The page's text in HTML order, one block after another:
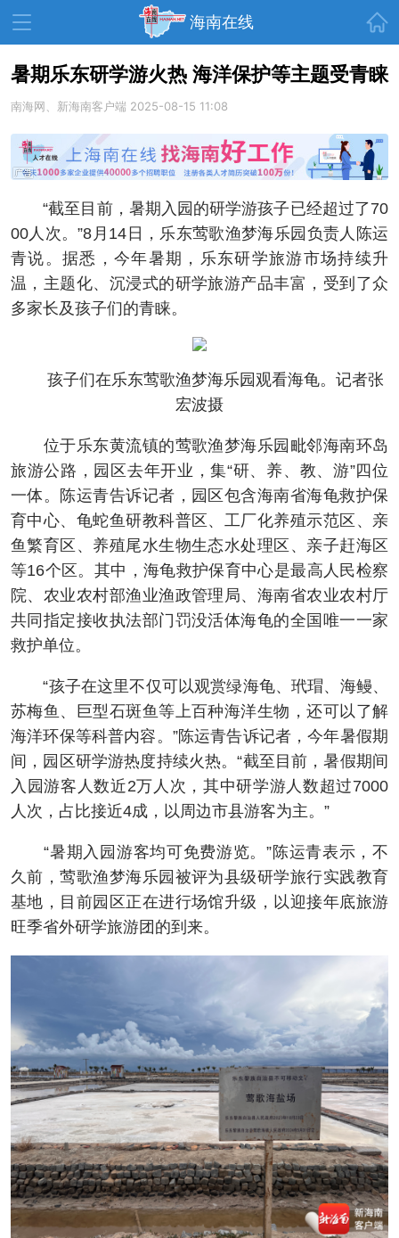
海南在线
资讯中心 热点 旅游
文体 财经
教育 健康 房产
家装 交通 美食
生活 演出 活动
展会 走读海南 周末去哪儿
暑期乐东研学游火热 海洋保护等主题受青睐
南海网、新海南客户端 2025-08-15 11:08
“截至目前，暑期入园的研学游孩子已经超过了70
00人次。”8月14日，乐东莺歌渔梦海乐园负责人陈运
青说。据悉，今年暑期，乐东研学旅游市场持续升
温，主题化、沉浸式的研学旅游产品丰富，受到了众
多家长及孩子们的青睐。
孩子们在乐东莺歌渔梦海乐园观看海龟。记者张
宏波摄
位于乐东黄流镇的莺歌渔梦海乐园毗邻海南环岛
旅游公路，园区去年开业，集“研、养、教、游”四位
一体。陈运青告诉记者，园区包含海南省海龟救护保
育中心、龟蛇鱼研教科普区、工厂化养殖示范区、亲
鱼繁育区、养殖尾水生物生态水处理区、亲子赶海区
等16个区。其中，海龟救护保育中心是最高人民检察
院、农业农村部渔业渔政管理局、海南省农业农村厅
共同指定接收执法部门罚没活体海龟的全国唯一一家
救护单位。
“孩子在这里不仅可以观赏绿海龟、玳瑁、海鳗、
苏梅鱼、巨型石斑鱼等上百种海洋生物，还可以了解
海洋环保等科普内容。”陈运青告诉记者，今年暑假期
间，园区研学游热度持续火热。“截至目前，暑假期间
入园游客人数近2万人次，其中研学游人数超过7000
人次，占比接近4成，以周边市县游客为主。”
“暑期入园游客均可免费游览。”陈运青表示，不
久前，莺歌渔梦海乐园被评为县级研学旅行实践教育
基地，目前园区正在进行场馆升级，以迎接年底旅游
旺季省外研学旅游团的到来。